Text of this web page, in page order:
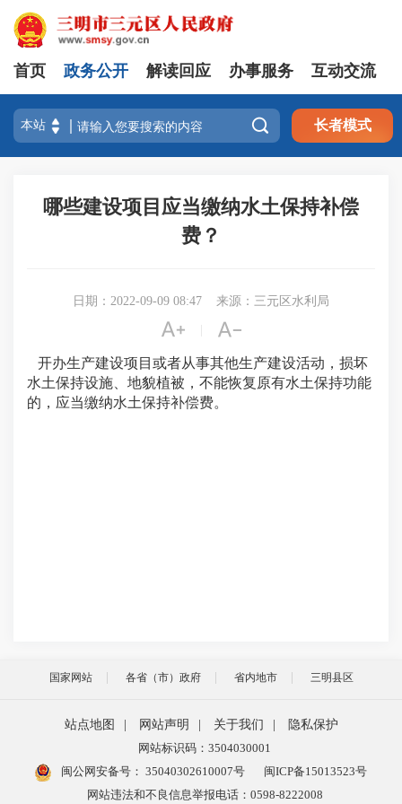
首页 政务公开 解读回应 办事服务 互动交流
 长者模式
哪些建设项目应当缴纳水土保持补偿
费？
日期：2022-09-09 08:47 来源：三元区水利局
 
开办生产建设项目或者从事其他生产建设活动，损坏
水土保持设施、地貌植被，不能恢复原有水土保持功能
的，应当缴纳水土保持补偿费。
国家网站 各省（市）政府 省内地市 三明县区
站点地图 网站声明 关于我们
隐私保护
网站标识码：3504030001
闽公网安备号： 35040302610007号
闽ICP备15013523号
网站违法和不良信息举报电话：0598-8222008